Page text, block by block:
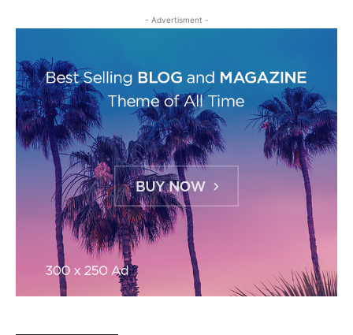
- Advertisment -